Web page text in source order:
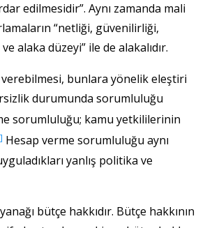
edilmesidir”. Aynı zamanda mali
“netliği, güvenilirliği,
alaka düzeyi” ile de alakalıdır.
verebilmesi, bunlara yönelik eleştiri
durumunda sorumluluğu
sorumluluğu; kamu yetkililerinin
Hesap verme sorumluluğu aynı
yanlış politika ve
bütçe hakkıdır. Bütçe hakkının